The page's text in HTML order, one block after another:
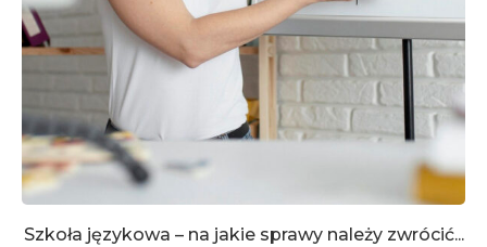
Szkoła językowa – na jakie sprawy należy zwrócić...